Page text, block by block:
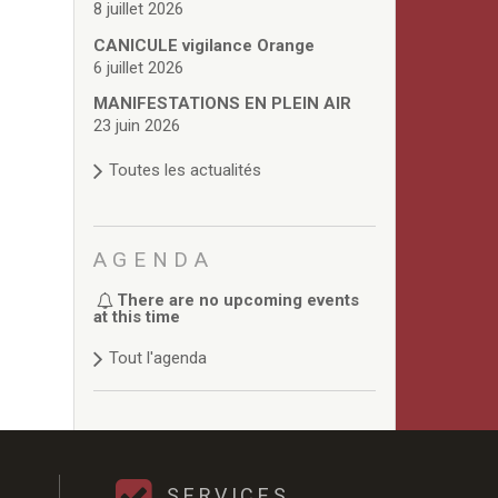
8 juillet 2026
CANICULE vigilance Orange
6 juillet 2026
MANIFESTATIONS EN PLEIN AIR
23 juin 2026
Toutes les actualités
AGENDA
There are no upcoming events
at this time
Tout l'agenda